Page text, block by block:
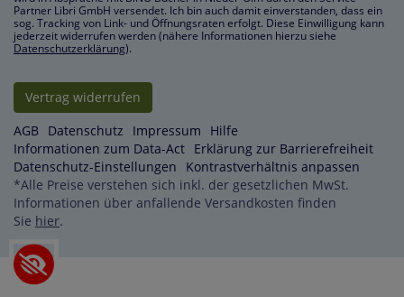
Partner Libri GmbH versendet. Ich bin auch damit einverstanden, dass ein
sog. Tracking von Link- und Öffnungsraten erfolgt. Diese Einwilligung kann
jederzeit widerrufen werden (nähere Informationen hierzu siehe
Datenschutzerklärung).
Vertrag widerrufen
AGB Datenschutz Impressum
Hilfe
Informationen zum Data-Act Erklärung zur Barrierefreiheit
Datenschutz-Einstellungen
Kontrastverhältnis anpassen
*Alle Preise verstehen sich inkl. der gesetzlichen MwSt.
Informationen über anfallende Versandkosten finden
Sie hier.